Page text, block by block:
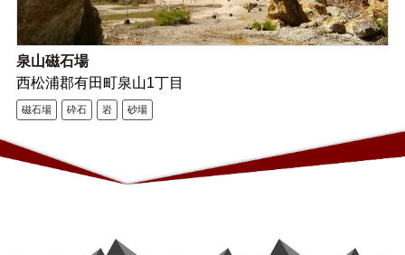
泉山磁石場
西松浦郡有田町泉山1丁目
磁石場 砕石 岩 砂場